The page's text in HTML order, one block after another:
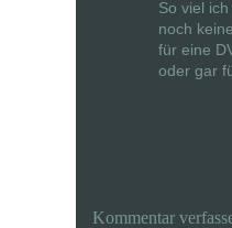
So viel
noch
für eine
oder gar
Kommentar